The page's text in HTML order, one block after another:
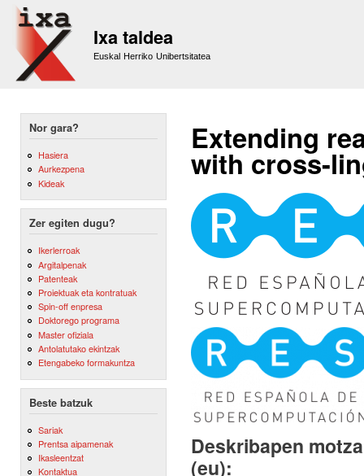
Ixa taldea
Euskal Herriko Unibertsitatea
Nor gara?
Hasiera
Aurkezpena
Kideak
Zer egiten dugu?
Ikerlerroak
Argitalpenak
Patenteak
Proiektuak eta kontratuak
Spin-off enpresa
Doktorego programa
Master ofiziala
Antolatutako ekintzak
Etengabeko formakuntza
Beste batzuk
Sariak
Prentsa aipamenak
Ikasleentzat
Kontaktua
Extending
with cross-
Deskribapen
(eu):